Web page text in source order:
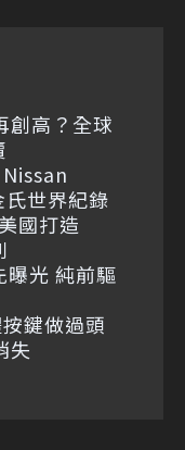
創高？全球
世界紀錄
國打造
光 純前驅
鍵做過頭
失